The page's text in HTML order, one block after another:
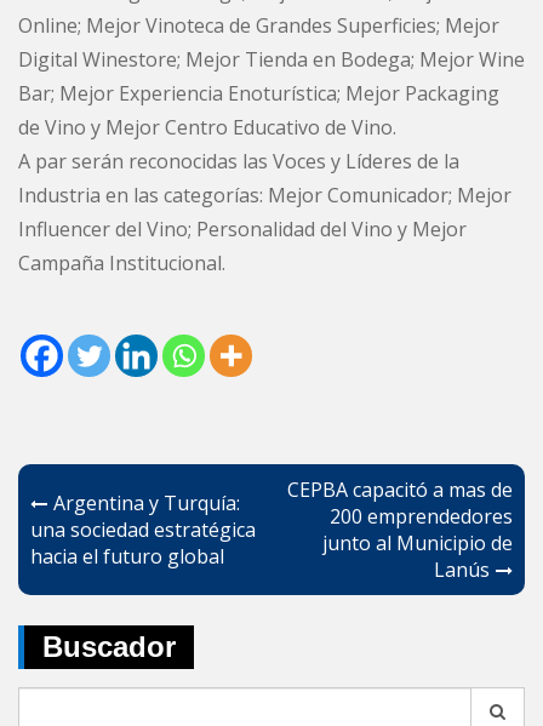
Online; Mejor Vinoteca de Grandes Superficies; Mejor
Digital Winestore; Mejor Tienda en Bodega; Mejor Wine
Bar; Mejor Experiencia Enoturística; Mejor Packaging
de Vino y Mejor Centro Educativo de Vino.
A par serán reconocidas las Voces y Líderes de la
Industria en las categorías: Mejor Comunicador; Mejor
Influencer del Vino; Personalidad del Vino y Mejor
Campaña Institucional.
Navegación
de
entradas
Argentina y Turquía:
una sociedad estratégica
hacia el futuro global
CEPBA capacitó a mas de
200 emprendedores
junto al Municipio de
Lanús
Buscador